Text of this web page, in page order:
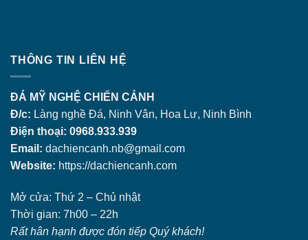
THÔNG TIN LIÊN HỆ
ĐÁ MỸ NGHỆ CHIẾN CẢNH
Đ/c: Làng nghề Đá, Ninh Vân, Hoa Lư, Ninh Bình
Điện thoại: 0968.933.939
Email: dachiencanh.nb@gmail.com
Website: https://dachiencanh.com
Mở cửa: Thứ 2 – Chủ nhật
Thời gian: 7h00 – 22h
Rất hân hạnh được đón tiếp Quý khách!